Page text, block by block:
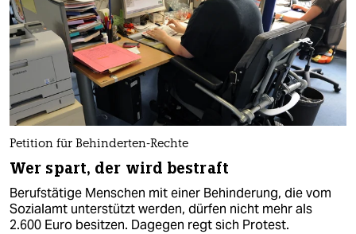
Petition für Behinderten-Rechte
Wer spart, der wird bestraft
Berufstätige Menschen mit einer Behinderung, die vom
Sozialamt unterstützt werden, dürfen nicht mehr als
2.600 Euro besitzen. Dagegen regt sich Protest.